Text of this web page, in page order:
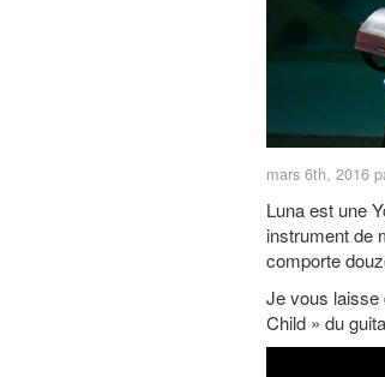
mars 6th, 2016
Luna est une
instrument de
comporte
Je vous laisse
Child » du